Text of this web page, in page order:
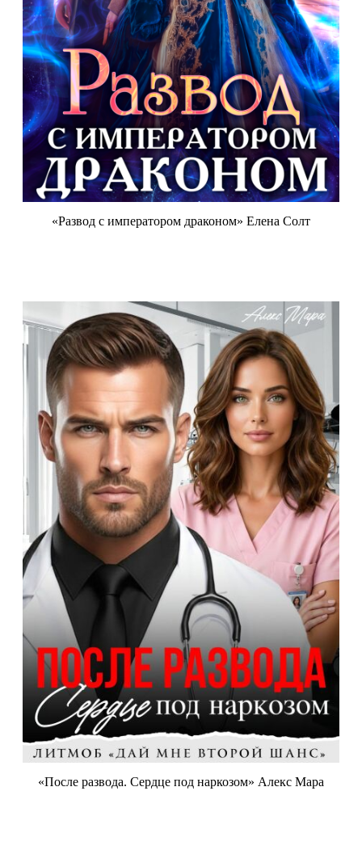
«Развод с императором драконом» Елена Солт
«После развода. Сердце под наркозом» Алекс Мара